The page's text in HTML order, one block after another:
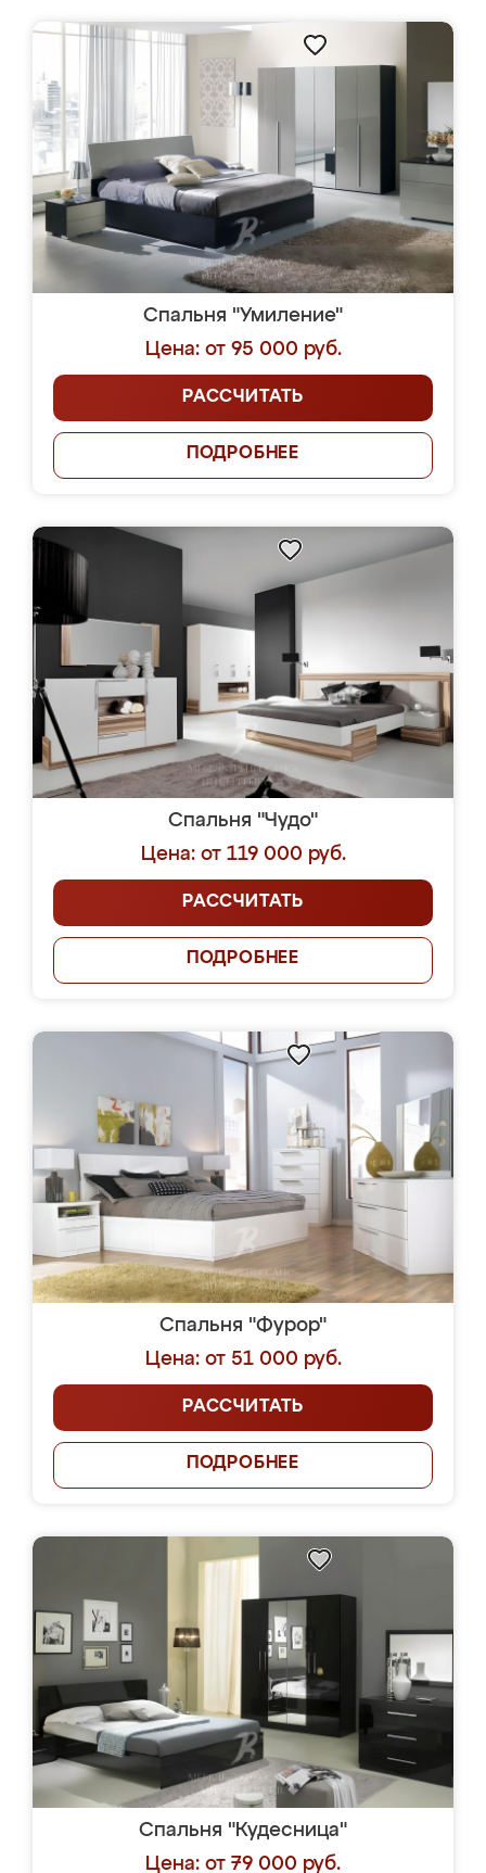
Спальня "Умиление"
Цена: от 95 000 руб.
РАССЧИТАТЬ
ПОДРОБНЕЕ
Спальня "Чудо"
Цена: от 119 000 руб.
РАССЧИТАТЬ
ПОДРОБНЕЕ
Спальня "Фурор"
Цена: от 51 000 руб.
РАССЧИТАТЬ
ПОДРОБНЕЕ
Спальня "Кудесница"
Цена: от 79 000 руб.